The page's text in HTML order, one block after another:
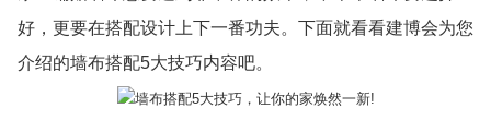
好，更要在搭配设计上下一番功夫。下面就看看建博会为您
介绍的墙布搭配5大技巧内容吧。